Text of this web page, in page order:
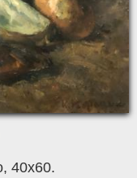
, 40x60.